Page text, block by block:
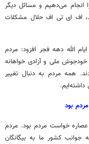
انجام می‌دهیم و مسائل دیگر
اف ای تی اف حلال مشکلات
الله دهه فجر افزود: مردم
یک حرکت خودجوش ملی و آزادی خواهانه
همه مردم به دنبال تغییر
داشته‌ایم.
بود
عصاره خواست مردم بود. مردم
کشور ما به بیگانگان